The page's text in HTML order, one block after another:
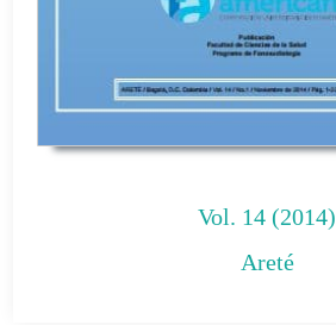
Vol. 14 (2014)
Areté